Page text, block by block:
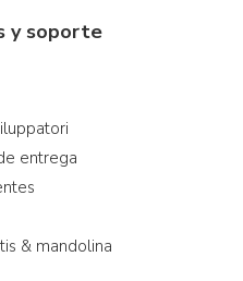
y soporte
entrega
& mandolina